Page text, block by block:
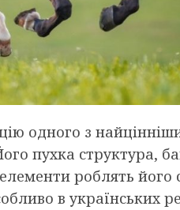
одного з
пухка структура,
роблять його
в українських